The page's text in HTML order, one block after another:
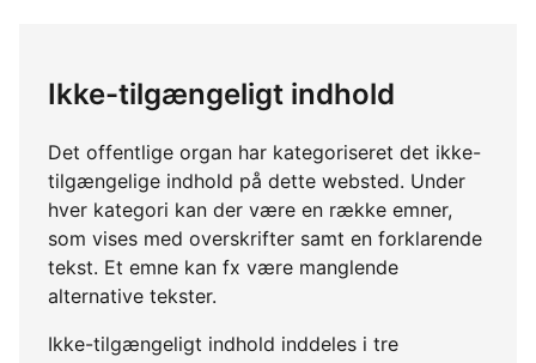
Ikke-tilgængeligt indhold
Det offentlige organ har kategoriseret det ikke-
tilgængelige indhold på dette websted. Under
hver kategori kan der være en række emner,
som vises med overskrifter samt en forklarende
tekst. Et emne kan fx være manglende
alternative tekster.
Ikke-tilgængeligt indhold inddeles i tre